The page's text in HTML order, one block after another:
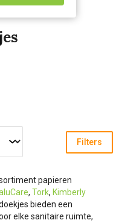
handdoekjes
Filters
papieren
, Tork, Kimberly
bieden een
elke sanitaire ruimte,